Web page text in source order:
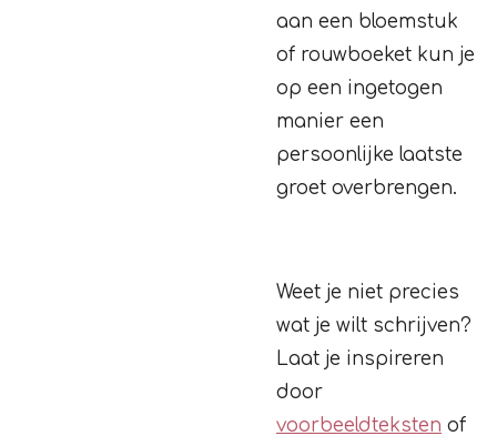
aan een bloemstuk
of rouwboeket kun je
op een ingetogen
manier een
persoonlijke laatste
groet overbrengen.
Weet je niet precies
wat je wilt schrijven?
Laat je inspireren
door
voorbeeldteksten of